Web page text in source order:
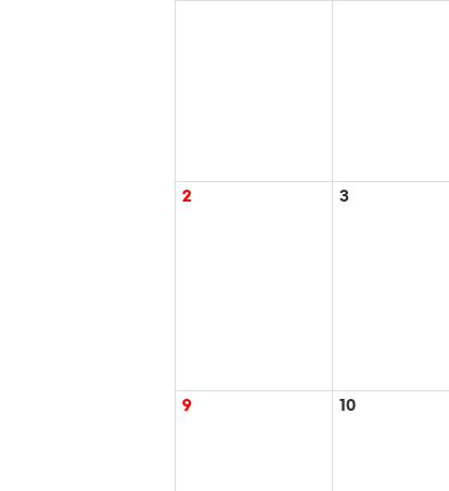
2 3
9 10